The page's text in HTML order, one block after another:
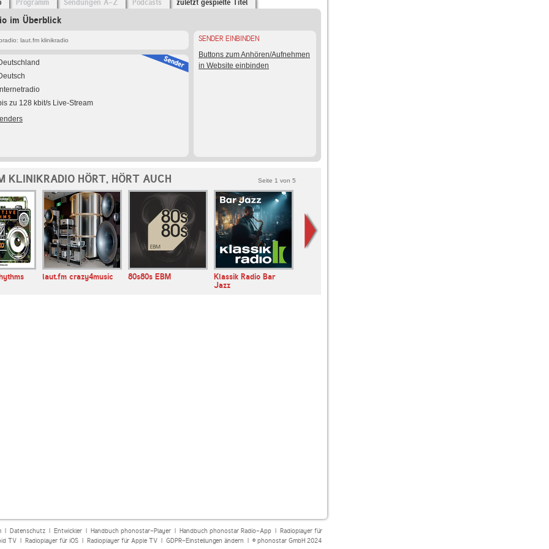
Programm Sendungen A-Z Podcasts zuletzt gespielte Titel
im Überblick
laut.fm klinikradio
Internetradio
zu 128 kbit/s Live-Stream
SENDER EINBINDEN
Buttons zum Anhören/Aufnehmen
in Website einbinden
KLINIKRADIO HÖRT, HÖRT AUCH Seite 1 von 5
laut.fm crazy4music 80s80s EBM
Klassik Radio Bar
Jazz
| Datenschutz| Entwickler| Handbuch phonostar-Player| Handbuch phonostar Radio-App| Radioplayer für
TV| Radioplayer für iOS| Radioplayer für Apple TV| GDPR-Einstellungen ändern | © phonostar GmbH 2024